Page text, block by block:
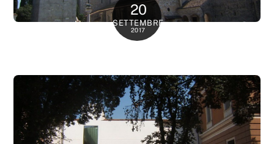
20
SETTEMBRE
2017